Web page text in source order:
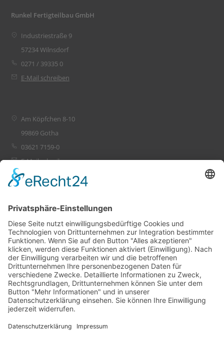
Runkel Fertigteilbau GmbH
Industriestraße 9
57234 Wilnsdorf
0271 / 39335 0
E-Mail schreiben
Am Köpfchen 8-10
99869 Gotha
03621 7159-0
E-Mail schreiben
PlanConsult
Referenzen
Unternehmen
Karriere
Runkel Referenzen